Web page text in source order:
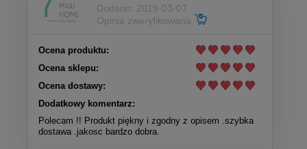
Dodano: 2019-03-07
Opinia zweryfikowana
Ocena produktu:
Ocena sklepu:
Ocena dostawy:
Dodatkowy komentarz:
Polecam !! Produkt piękny i zgodny z opisem .szybka
dostawa .jakosc bardzo dobra.